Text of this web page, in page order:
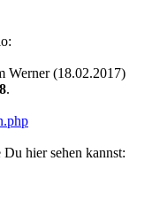
Werner (18.02.2017)
.
Du hier sehen kannst: